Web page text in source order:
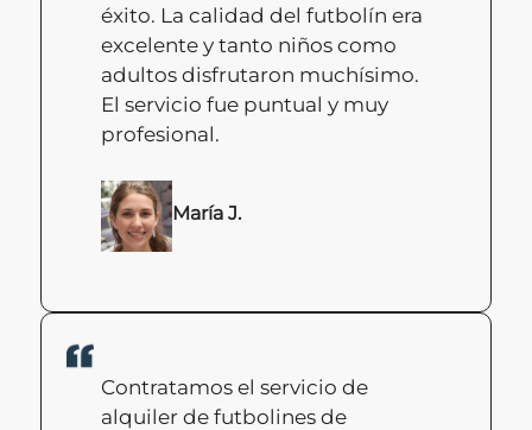
éxito. La calidad del futbolín era
excelente y tanto niños como
adultos disfrutaron muchísimo.
El servicio fue puntual y muy
profesional.
María J.
Contratamos el servicio de
alquiler de futbolines de